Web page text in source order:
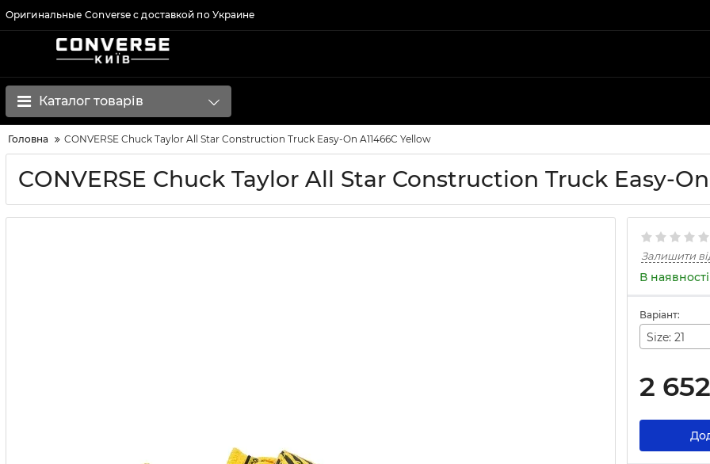
Оригинальные Converse с доставкой по Украине
Каталог товарів
Головна CONVERSE Chuck Taylor All Star Construction Truck Easy-On A11466C Yellow
CONVERSE Chuck Taylor All Star Construction Truck Easy-On
Залишити
В наявності
Варіант:
Size: 21
2 652